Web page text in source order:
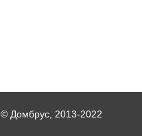
© Домбрус, 2013-2022